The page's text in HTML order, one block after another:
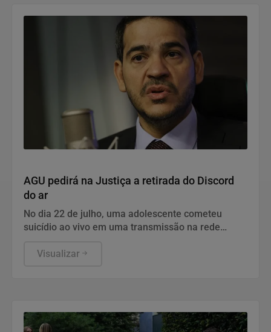
AGU pedirá na Justiça a retirada do Discord
do ar
No dia 22 de julho, uma adolescente cometeu
suicídio ao vivo em uma transmissão na rede
Visualizar